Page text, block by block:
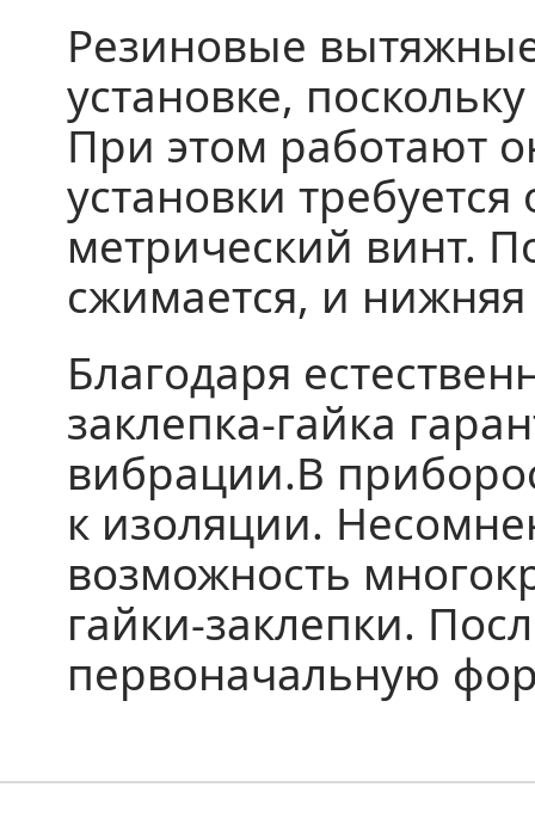
Резиновые
установке,
При этом работают
установки
метрический винт.
сжимается, и нижняя
Благодаря
заклепка-гайка
вибрации.В
к изоляции.
возможность
гайки-заклепки.
первоначальную